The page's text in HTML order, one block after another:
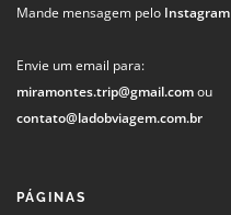
Mande mensagem pelo Instagram
Envie um email para:
miramontes.trip@gmail.comou
contato@ladobviagem.com.br
PÁGINAS